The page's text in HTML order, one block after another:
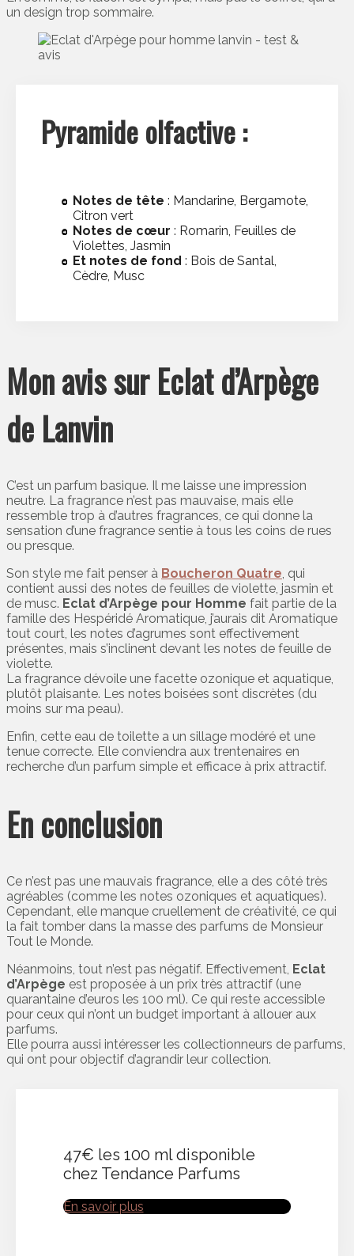
un design trop sommaire.
Pyramide olfactive :
Notes de tête : Mandarine, Bergamote,
Citron vert
Notes de cœur : Romarin, Feuilles de
Violettes, Jasmin
Et notes de fond : Bois de Santal,
Cèdre, Musc
Mon avis sur Eclat d’Arpège
de Lanvin
C’est un parfum basique. Il me laisse une impression
neutre. La fragrance n’est pas mauvaise, mais elle
ressemble trop à d’autres fragrances, ce qui donne la
sensation d’une fragrance sentie à tous les coins de rues
ou presque.
Son style me fait penser à Boucheron Quatre, qui
contient aussi des notes de feuilles de violette, jasmin et
de musc. Eclat d’Arpège pour Homme fait partie de la
famille des Hespéridé Aromatique, j’aurais dit Aromatique
tout court, les notes d’agrumes sont effectivement
présentes, mais s’inclinent devant les notes de feuille de
violette.
La fragrance dévoile une facette ozonique et aquatique,
plutôt plaisante. Les notes boisées sont discrètes (du
moins sur ma peau).
Enfin, cette eau de toilette a un sillage modéré et une
tenue correcte. Elle conviendra aux trentenaires en
recherche d’un parfum simple et efficace à prix attractif.
En conclusion
Ce n’est pas une mauvais fragrance, elle a des côté très
agréables (comme les notes ozoniques et aquatiques).
Cependant, elle manque cruellement de créativité, ce qui
la fait tomber dans la masse des parfums de Monsieur
Tout le Monde.
Néanmoins, tout n’est pas négatif. Effectivement, Eclat
d’Arpège est proposée à un prix très attractif (une
quarantaine d’euros les 100 ml). Ce qui reste accessible
pour ceux qui n’ont un budget important à allouer aux
parfums.
Elle pourra aussi intéresser les collectionneurs de parfums,
qui ont pour objectif d’agrandir leur collection.
47€ les 100 ml disponible
chez Tendance Parfums
En savoir plus